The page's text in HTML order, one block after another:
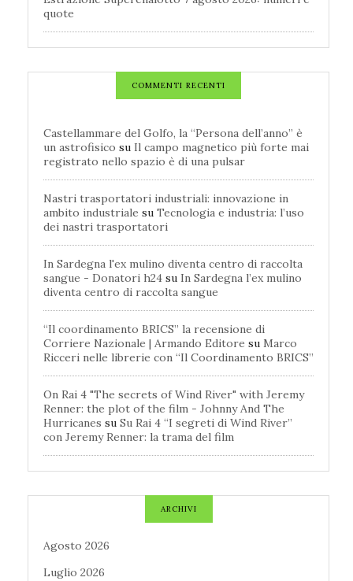
quote
COMMENTI RECENTI
Castellammare del Golfo, la “Persona dell’anno” è
un astrofisico su Il campo magnetico più forte mai
registrato nello spazio è di una pulsar
Nastri trasportatori industriali: innovazione in
ambito industriale su Tecnologia e industria: l’uso
dei nastri trasportatori
In Sardegna l'ex mulino diventa centro di raccolta
sangue - Donatori h24 su In Sardegna l’ex mulino
diventa centro di raccolta sangue
“Il coordinamento BRICS” la recensione di
Corriere Nazionale | Armando Editore su Marco
Ricceri nelle librerie con “Il Coordinamento BRICS”
On Rai 4 "The secrets of Wind River" with Jeremy
Renner: the plot of the film - Johnny And The
Hurricanes su Su Rai 4 “I segreti di Wind River”
con Jeremy Renner: la trama del film
ARCHIVI
Agosto 2026
Luglio 2026